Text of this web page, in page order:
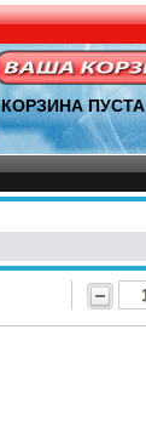
КОРЗИНА ПУСТА